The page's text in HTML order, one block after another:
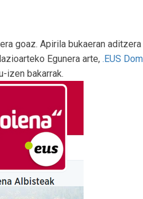
goaz. Apirila bukaeran aditzera
Egunera arte, .EUS
izen bakarrak.